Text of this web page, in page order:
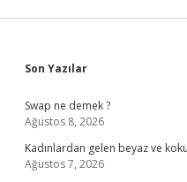
Sidebar
Son Yazılar
Swap ne demek ?
Ağustos 8, 2026
Kadınlardan gelen beyaz ve
Ağustos 7, 2026